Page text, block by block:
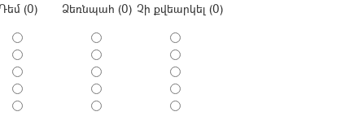
Դեմ (0) Ձեռնպահ (0) Չի քվեարկել (0)